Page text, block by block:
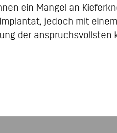
ein Mangel an
jedoch mit
der anspruchsvollsten